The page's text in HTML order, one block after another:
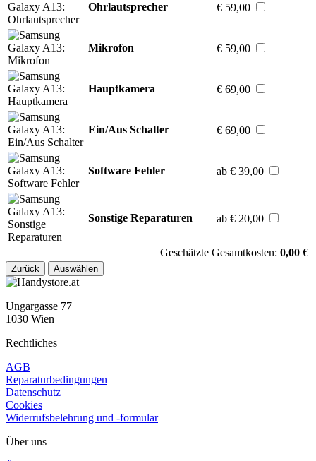
Ohrlautsprecher € 59,00
Mikrofon € 59,00
Hauptkamera € 69,00
Ein/Aus Schalter € 69,00
Software Fehler ab € 39,00
Sonstige Reparaturen ab € 20,00
Geschätzte Gesamtkosten: 0,00 €
Zurück Auswählen
Ungargasse 77
1030 Wien
Rechtliches
AGB
Reparaturbedingungen
Datenschutz
Cookies
Widerrufsbelehrung und -formular
Über uns